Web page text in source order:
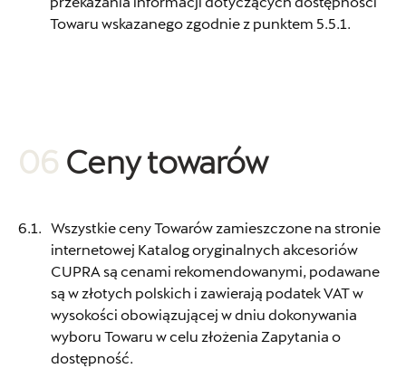
Towaru wskazanego zgodnie z punktem 5.5.1.
06 Ceny towarów
Wszystkie ceny Towarów zamieszczone na stronie
internetowej Katalog oryginalnych akcesoriów
CUPRA są cenami rekomendowanymi, podawane
są w złotych polskich i zawierają podatek VAT w
wysokości obowiązującej w dniu dokonywania
wyboru Towaru w celu złożenia Zapytania o
dostępność.
+48 426 130 700
Carsed
ul. Łopuszańska 72, Warszawa
+48 664 848 484